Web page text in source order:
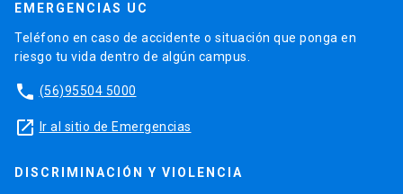
EMERGENCIAS UC
Teléfono en caso de accidente o situación que ponga en
riesgo tu vida dentro de algún campus.
phone (56)95504 5000
launch Ir al sitio de Emergencias
DISCRIMINACIÓN Y VIOLENCIA